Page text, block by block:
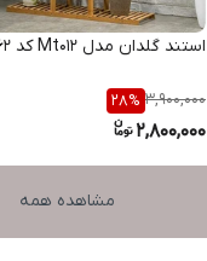
استند گلدان مدل Mt012 کد 062
3,900,000
28%
2,800,000
مشاهده همه